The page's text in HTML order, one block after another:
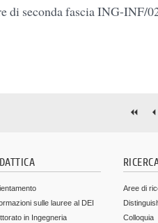
di seconda fascia ING-INF/
sulle lauree al DEI
in Ingegneria
Aree di
Colloquia